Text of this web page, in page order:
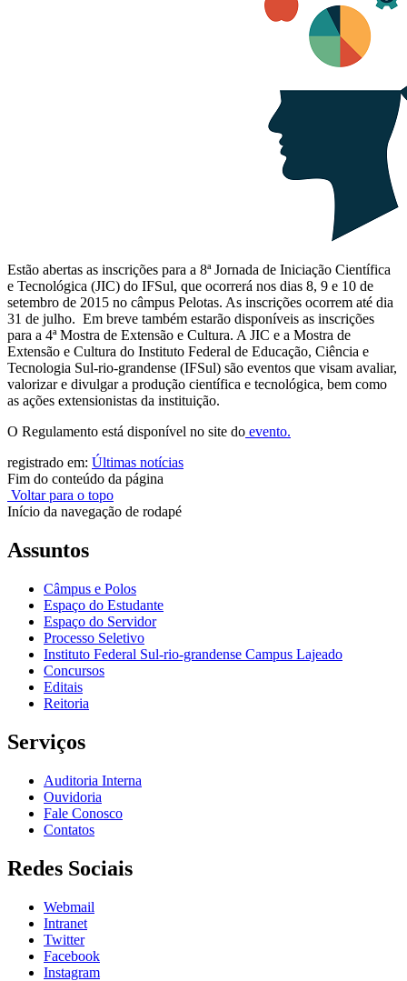
Estão abertas as inscrições para a 8ª Jornada de Iniciação Científica
e Tecnológica (JIC) do IFSul, que ocorrerá nos dias 8, 9 e 10 de
setembro de 2015 no câmpus Pelotas. As inscrições ocorrem até dia
31 de julho. Em breve também estarão disponíveis as inscrições
para a 4ª Mostra de Extensão e Cultura. A JIC e a Mostra de
Extensão e Cultura do Instituto Federal de Educação, Ciência e
Tecnologia Sul-rio-grandense (IFSul) são eventos que visam avaliar,
valorizar e divulgar a produção científica e tecnológica, bem como
as ações extensionistas da instituição.
O Regulamento está disponível no site do evento.
registrado em: Últimas notícias
Fim do conteúdo da página
Voltar para o topo
Início da navegação de rodapé
Assuntos
Câmpus e Polos
Espaço do Estudante
Espaço do Servidor
Processo Seletivo
Instituto Federal Sul-rio-grandense Campus Lajeado
Concursos
Editais
Reitoria
Serviços
Auditoria Interna
Ouvidoria
Fale Conosco
Contatos
Redes Sociais
Webmail
Intranet
Twitter
Facebook
Instagram